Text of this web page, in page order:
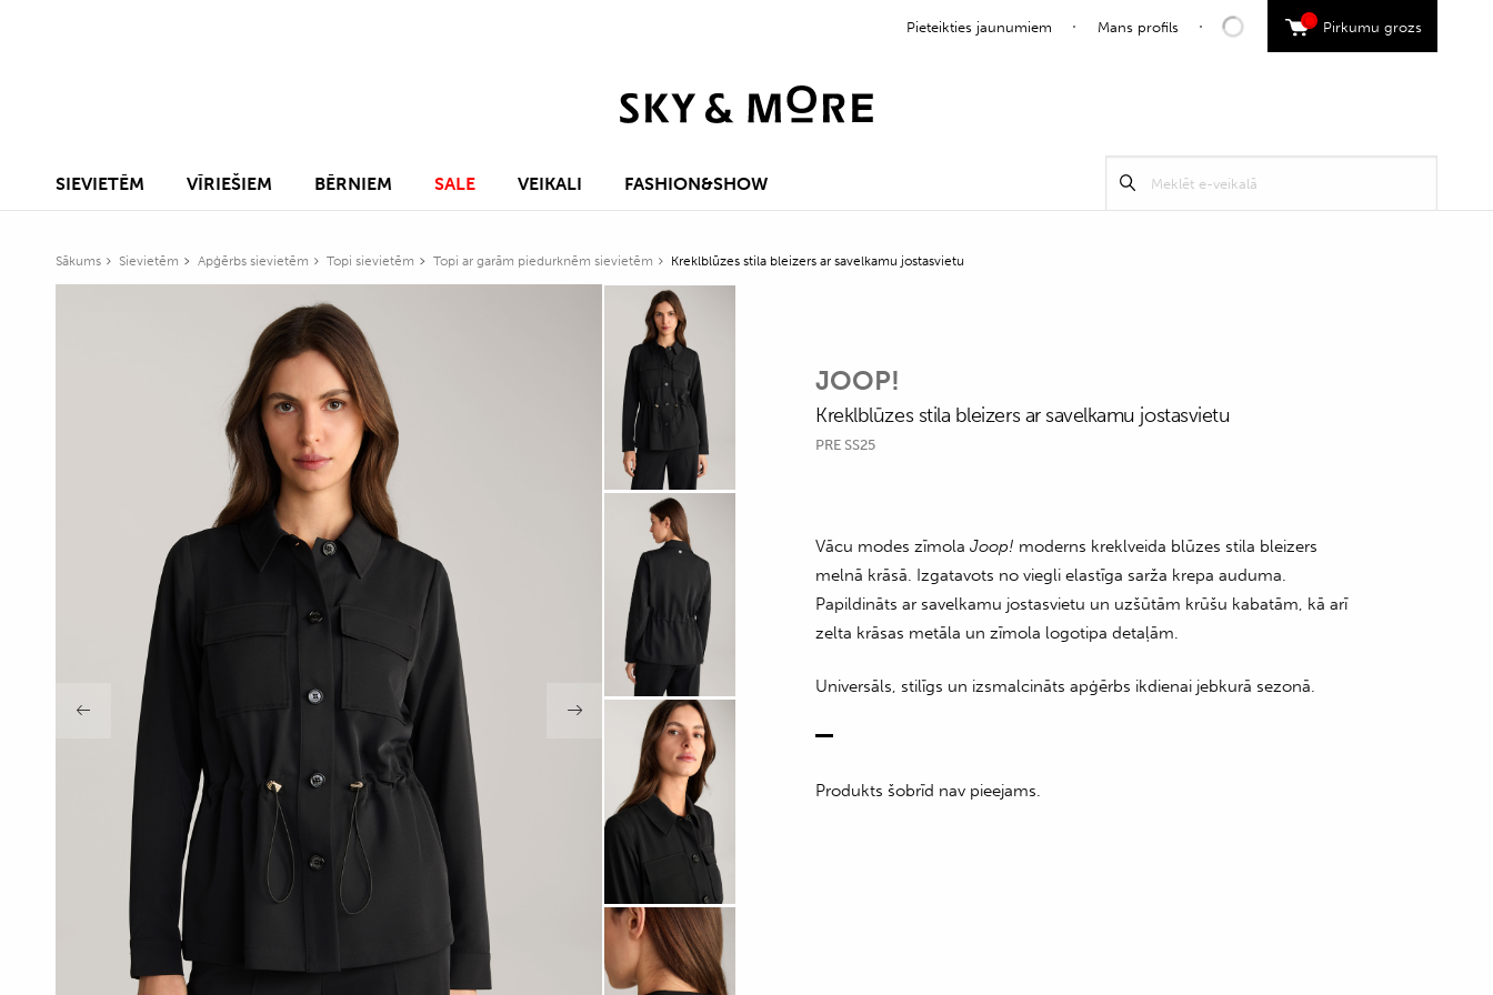
Pieteikties jaunumiem Mans profils Pirkumu grozs
0
SIEVIETĒM VĪRIEŠIEM BĒRNIEM SALE VEIKALI FASHION&SHOW Meklēt
Sākums Sievietēm Apģērbs sievietēm Topi sievietēm Topi ar garām piedurknēm sievietēm Kreklblūzes stila bleizers ar savelkamu jostasvietu
JOOP!
Kreklblūzes stila bleizers ar savelkamu jostasvietu
PRE SS25
Vācu modes zīmolaJoop! moderns kreklveida blūzes stila bleizers
melnā krāsā. Izgatavots no viegli elastīga sarža krepa auduma.
Papildināts ar savelkamu jostasvietu un uzšūtām krūšu kabatām, kā arī
zelta krāsas metāla un zīmola logotipa detaļām.
Universāls, stilīgs un izsmalcināts apģērbs ikdienai jebkurā sezonā.
Produkts šobrīd nav pieejams.